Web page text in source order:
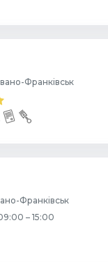
Франківськ
Франківськ
– 15:00